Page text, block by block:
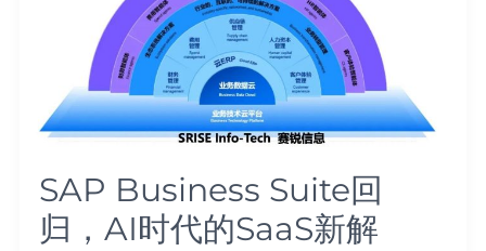
SAP Business Suite回
归，AI时代的SaaS新解
SaaS